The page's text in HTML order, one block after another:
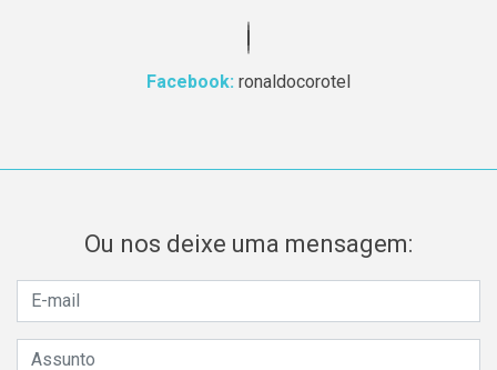
Facebook: ronaldocorotel
Ou nos deixe uma mensagem: